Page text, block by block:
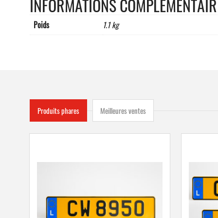
INFORMATIONS
Poids 1.1 kg
Produits phares Meilleures ventes